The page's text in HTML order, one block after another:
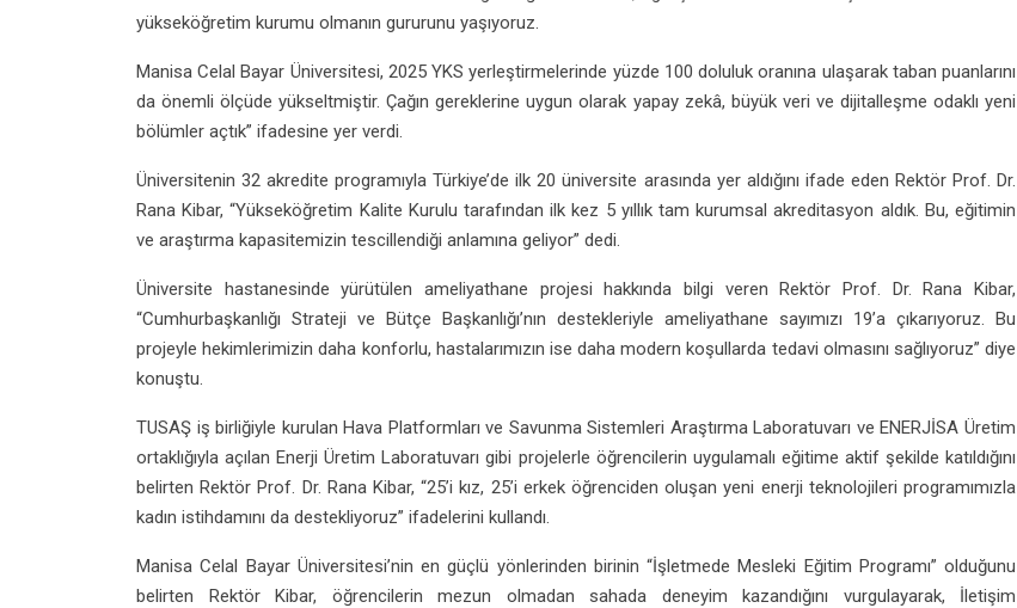
yükseköğretim kurumu olmanın gururunu yaşıyoruz.
Manisa Celal Bayar Üniversitesi, 2025 YKS yerleştirmelerinde yüzde 100 doluluk oranına ulaşarak taban puanlarını
da önemli ölçüde yükseltmiştir. Çağın gereklerine uygun olarak yapay zekâ, büyük veri ve dijitalleşme odaklı yeni
bölümler açtık” ifadesine yer verdi.
Üniversitenin 32 akredite programıyla Türkiye’de ilk 20 üniversite arasında yer aldığını ifade eden Rektör Prof. Dr.
Rana Kibar, “Yükseköğretim Kalite Kurulu tarafından ilk kez 5 yıllık tam kurumsal akreditasyon aldık. Bu, eğitimin
ve araştırma kapasitemizin tescillendiği anlamına geliyor” dedi.
Üniversite hastanesinde yürütülen ameliyathane projesi hakkında bilgi veren Rektör Prof. Dr. Rana Kibar,
“Cumhurbaşkanlığı Strateji ve Bütçe Başkanlığı’nın destekleriyle ameliyathane sayımızı 19’a çıkarıyoruz. Bu
projeyle hekimlerimizin daha konforlu, hastalarımızın ise daha modern koşullarda tedavi olmasını sağlıyoruz” diye
konuştu.
TUSAŞ iş birliğiyle kurulan Hava Platformları ve Savunma Sistemleri Araştırma Laboratuvarı ve ENERJİSA Üretim
ortaklığıyla açılan Enerji Üretim Laboratuvarı gibi projelerle öğrencilerin uygulamalı eğitime aktif şekilde katıldığını
belirten Rektör Prof. Dr. Rana Kibar, “25’i kız, 25’i erkek öğrenciden oluşan yeni enerji teknolojileri programımızla
kadın istihdamını da destekliyoruz” ifadelerini kullandı.
Manisa Celal Bayar Üniversitesi’nin en güçlü yönlerinden birinin “İşletmede Mesleki Eğitim Programı” olduğunu
belirten Rektör Kibar, öğrencilerin mezun olmadan sahada deneyim kazandığını vurgulayarak, İletişim